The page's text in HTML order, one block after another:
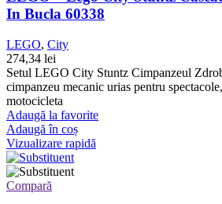
In Bucla 60338
LEGO, City
274,34 lei
Setul LEGO City Stuntz Cimpanzeul
cimpanzeu mecanic urias pentru
motocicleta
Adaugă la favorite
Adaugă în coș
Vizualizare rapidă
Compară